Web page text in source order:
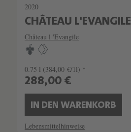
2020
CHÂTEAU L'EVANGILE
Château l 'Evangile
0.75 l (384,00 €/1l) *
288,00 €
IN DEN WARENKORB
Lebensmittelhinweise